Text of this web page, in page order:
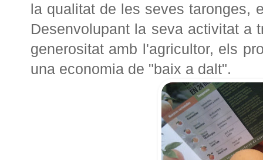
la qualitat de les seves taronges,
Desenvolupant la seva activitat a
generositat amb l'agricultor, els
una economia de "baix a dalt".